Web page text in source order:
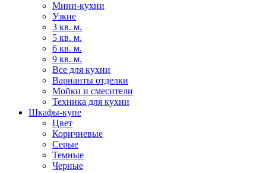
Мини-кухни
Узкие
3 кв. м.
5 кв. м.
6 кв. м.
9 кв. м.
Все для кухни
Варианты отделки
Мойки и смесители
Техника для кухни
Шкафы-купе
Цвет
Коричневые
Серые
Темные
Черные